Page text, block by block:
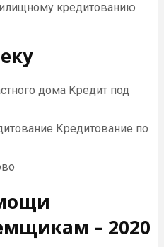
кредитованию
дома Кредит под
Кредитование по
– 2020